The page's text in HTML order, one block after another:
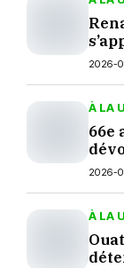
2026-
À LA
66e
2026-
À LA